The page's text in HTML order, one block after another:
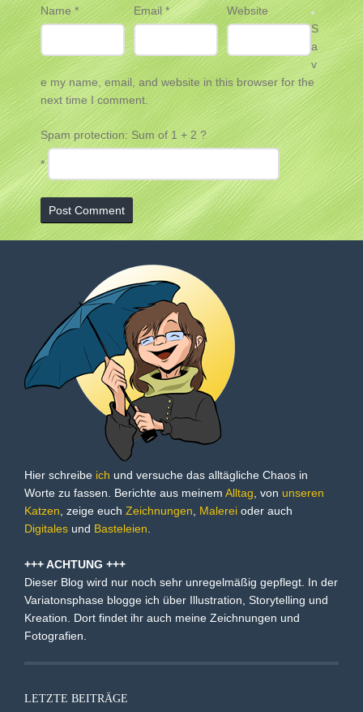
Name* Email*
Website
S
a
v
e my name, email, and website in this browser for the
next time I comment.
Spam protection: Sum of 1 + 2 ?
*
Hier schreibe ich und versuche das alltägliche Chaos in
Worte zu fassen. Berichte aus meinem Alltag , von unseren
Katzen , zeige euch Zeichnungen Malerei oder auch
Digitales und Basteleien
+++ ACHTUNG +++
Dieser Blog wird nur noch sehr unregelmäßig gepflegt. In der
Variatonsphase blogge ich über Illustration, Storytelling und
Kreation. Dort findet ihr auch meine Zeichnungen und
Fotografien.
LETZTE BEITRÄGE